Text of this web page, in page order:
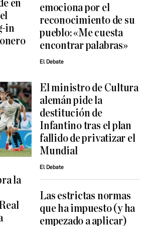
en
in
emociona por el
reconocimiento de su
pueblo: «Me cuesta
encontrar palabras»
El Debate
la
El ministro de Cultura
alemán pide la
destitución de
Infantino tras el plan
fallido de privatizar el
Mundial
El Debate
Las estrictas normas
que ha impuesto (y ha
empezado a aplicar)